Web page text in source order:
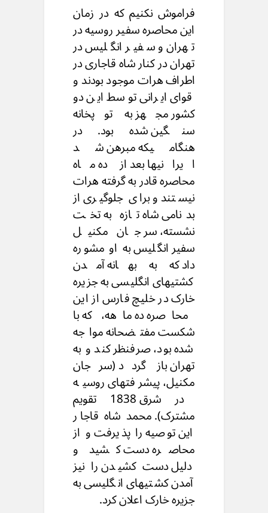
فراموش نکنیم که در زمان
این محاصره سفیر روسیه در
تهران و سفیر انگلیس در
تهران در کنار شاه قاجاری در
اطراف هرات موجود بودند و
قوای ایرانی توسط این دو
کشور مجهز به توپخانه
سنگین شده بود. در
هنگامیکه مبرهن شد
ایرانیها بعد از ده ماه
محاصره قادر به گرفته هرات
نیستند و برای جلوگیری از
بدنامی شاه تازه به تخت
نشسته، سر جان مکنیل
سفیر انگلیس به او مشوره
داد که به بهانه آمدن
کشتیهای انگلیسی به جزیره
خارک در خلیچ فارس از این
محاصره ده ماهه، که با
شکست مفتضحانه مواجه
شده بود، صرفنظر کند و به
تهران باز گردد (سرجان
مکنیل، پیشرفتهای روسیه
در شرق 1838 تقویم
مشترک). محمد شاه قاجار
این توصیه را پذیرفت و از
محاصره دست کشید و
دلیل دست کشیدن را نیز
آمدن کشتیهای انگلیسی به
جزیره خارک اعلان کرد.